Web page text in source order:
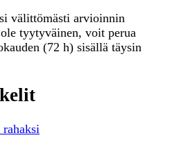
välittömästi arvioinnin
tyytyväinen, voit perua
(72 h) sisällä täysin